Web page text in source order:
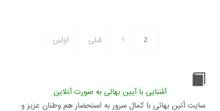
عالم
انسانی
اولین قبلی 1 2
آشنایی با آیین بهائی به صورت آنلاین
سایت آئین بهائی با کمال سرور به استحضار هم وطنان عزیز و